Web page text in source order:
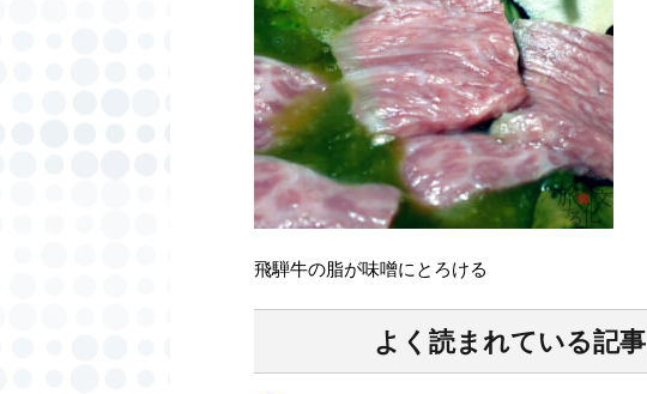
飛騨牛の脂が味噌にとろける
よく読まれている記事